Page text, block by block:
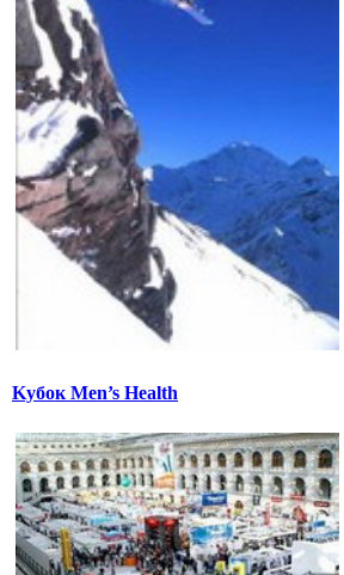
Kубок Men’s Health